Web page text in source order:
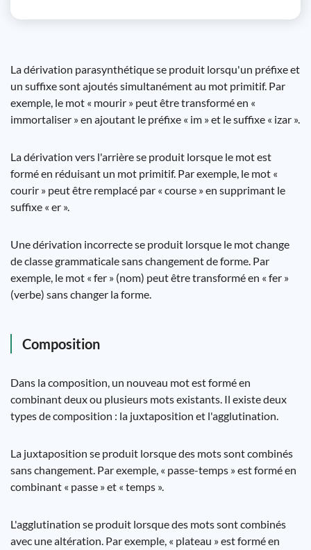
La dérivation parasynthétique se produit lorsqu'un préfixe et
un suffixe sont ajoutés simultanément au mot primitif. Par
exemple, le mot « mourir » peut être transformé en «
immortaliser » en ajoutant le préfixe « im » et le suffixe « izar ».
La dérivation vers l'arrière se produit lorsque le mot est
formé en réduisant un mot primitif. Par exemple, le mot «
courir » peut être remplacé par « course » en supprimant le
suffixe « er ».
Une dérivation incorrecte se produit lorsque le mot change
de classe grammaticale sans changement de forme. Par
exemple, le mot « fer » (nom) peut être transformé en « fer »
(verbe) sans changer la forme.
Composition
Dans la composition, un nouveau mot est formé en
combinant deux ou plusieurs mots existants. Il existe deux
types de composition : la juxtaposition et l'agglutination.
La juxtaposition se produit lorsque des mots sont combinés
sans changement. Par exemple, « passe-temps » est formé en
combinant « passe » et « temps ».
L'agglutination se produit lorsque des mots sont combinés
avec une altération. Par exemple, « plateau » est formé en